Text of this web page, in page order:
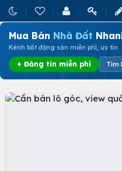
Mua Bán Nhà Đất
Kênh bất động sản miễn phí, uy tín
+ Đăng tin miễn phí Tìm